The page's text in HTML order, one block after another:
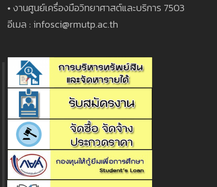
• งานศูนย์เครื่องมือวิทยาศาสต์และบริการ 7503
อีเมล : infosci@rmutp.ac.th